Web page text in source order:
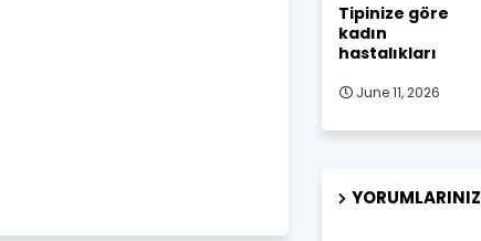
Tipinize göre
kadın
hastalıkları
June 11, 2026
YORUMLARINIZ